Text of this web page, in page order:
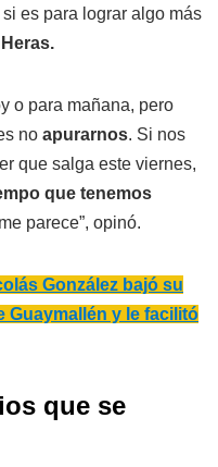
es para lograr algo más
o para mañana, pero
no apurarnos. Si nos
que salga este viernes,
que tenemos
me parece”, opinó.
González bajó su
Guaymallén y le facilitó
que se